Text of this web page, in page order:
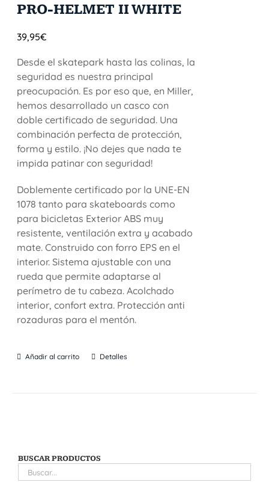
PRO-HELMET II WHITE
39,95€
Desde el skatepark hasta las colinas, la
seguridad es nuestra principal
preocupación. Es por eso que, en Miller,
hemos desarrollado un casco con
doble certificado de seguridad. Una
combinación perfecta de protección,
forma y estilo. ¡No dejes que nada te
impida patinar con seguridad!
Doblemente certificado por la UNE-EN
1078 tanto para skateboards como
para bicicletas Exterior ABS muy
resistente, ventilación extra y acabado
mate. Construido con forro EPS en el
interior. Sistema ajustable con una
rueda que permite adaptarse al
perímetro de tu cabeza. Acolchado
interior, confort extra. Protección anti
rozaduras para el mentón.
Añadir al carrito Detalles
BUSCAR PRODUCTOS